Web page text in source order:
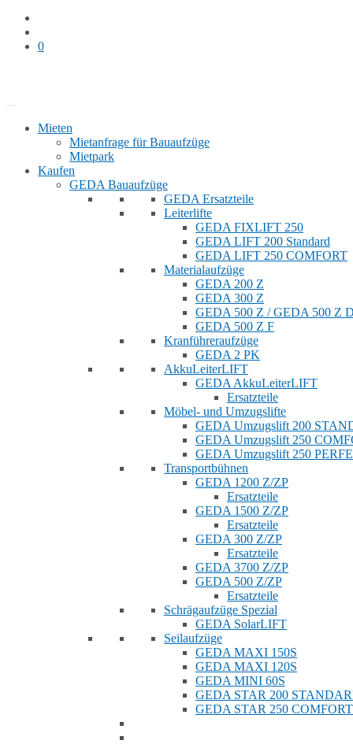
0
Mieten
Mietanfrage für Bauaufzüge
Mietpark
Kaufen
GEDA Bauaufzüge
GEDA Ersatzteile
Leiterlifte
GEDA FIXLIFT 250
GEDA LIFT 200 Standard
GEDA LIFT 250 COMFORT
Materialaufzüge
GEDA 200 Z
GEDA 300 Z
GEDA 500 Z / GEDA 500 Z
GEDA 500 Z F
Kranführeraufzüge
GEDA 2 PK
AkkuLeiterLIFT
GEDA AkkuLeiterLIFT
Ersatzteile
Möbel- und Umzugslifte
GEDA Umzugslift 200
GEDA Umzugslift 250
GEDA Umzugslift 250
Transportbühnen
GEDA 1200 Z/ZP
Ersatzteile
GEDA 1500 Z/ZP
Ersatzteile
GEDA 300 Z/ZP
Ersatzteile
GEDA 3700 Z/ZP
GEDA 500 Z/ZP
Ersatzteile
Schrägaufzüge Spezial
GEDA SolarLIFT
Seilaufzüge
GEDA MAXI 150S
GEDA MAXI 120S
GEDA MINI 60S
GEDA STAR 200
GEDA STAR 250 COMFORT